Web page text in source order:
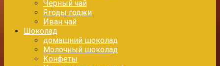
Черный чай
Ягоды годжи
Иван чай
Шоколад
домашний шоколад
Молочный шоколад
Конфеты